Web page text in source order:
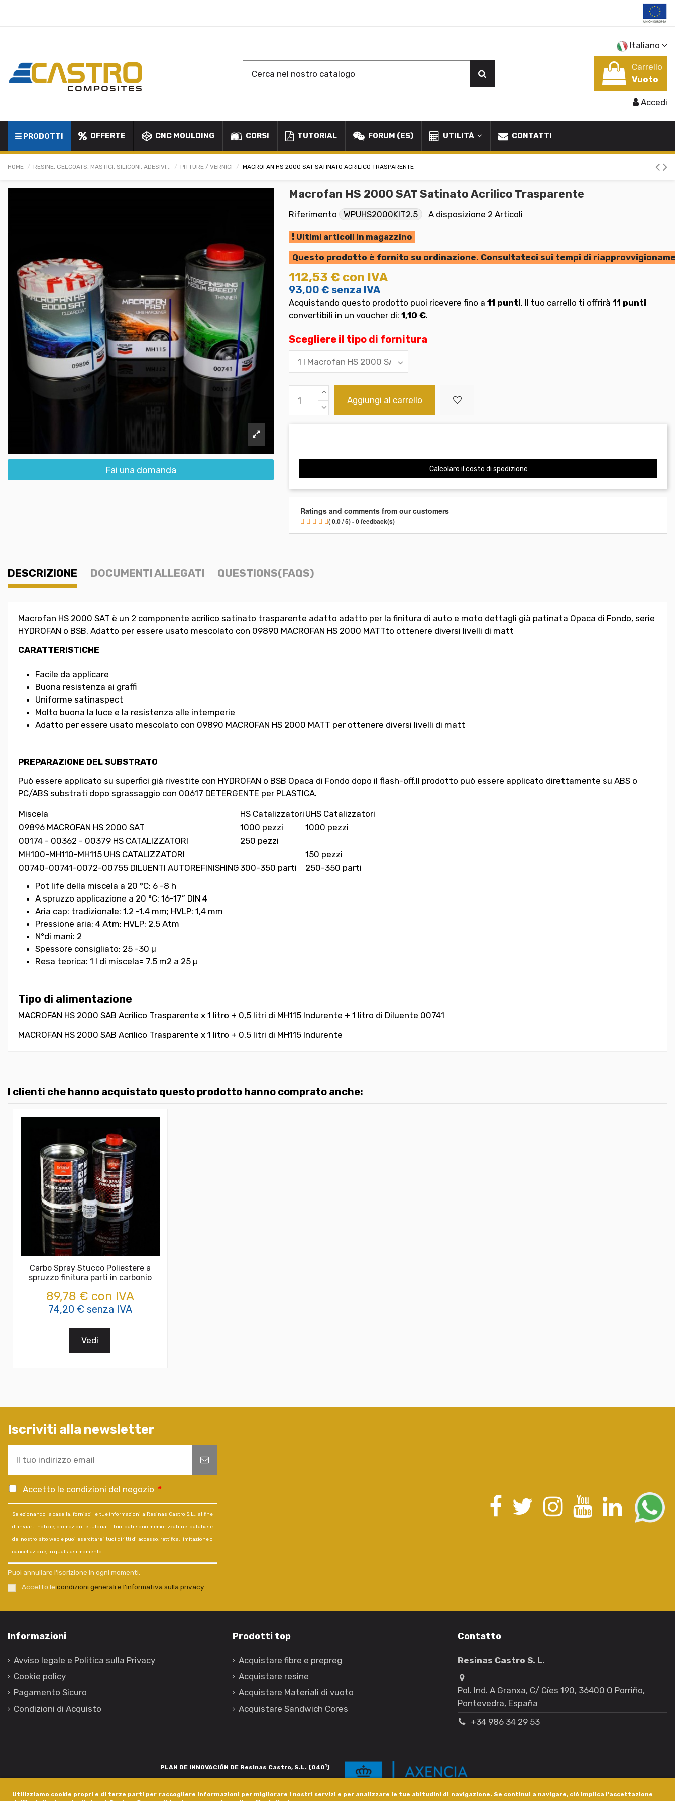
Utilizziamo cookie propri e di terze parti per raccogliere informazioni per migliorare i nostri servizi e per analizzare le tue abitudini di navigazione. Se continui a navigare, ciò implica l'accettazione
Italiano
Carrello
Vuoto
Accedi
PRODOTTI OFFERTE CNC MOULDING CORSI TUTORIAL FORUM (ES) UTILITÀ CONTATTI
HOME RESINE, GELCOATS, MASTICI, SILICONI, ADESIVI... PITTURE / VERNICI MACROFAN HS 2000 SAT SATINATO ACRILICO TRASPARENTE
Fai una domanda
Macrofan HS 2000 SAT Satinato Acrilico Trasparente
Riferimento WPUHS2000KIT2.5 A disposizione 2 Articoli
Ultimi articoli in magazzino
Questo prodotto è fornito su ordinazione. Consultateci sui tempi di
112,53 € con IVA
93,00 € senza IVA
Acquistando questo prodotto puoi ricevere fino a 11 punti. Il tuo carrello ti offrirà 11 punti
convertibili in un voucher di: 1,10 €.
Scegliere il tipo di fornitura
Aggiungi al carrello
Calcolare il costo di spedizione
Ratings and comments from our customers
( 0.0 / 5) - 0 feedback(s)
DESCRIZIONE DOCUMENTI ALLEGATI QUESTIONS(FAQS)
Macrofan HS 2000 SAT è un 2 componente acrilico satinato trasparente adatto adatto per la finitura di auto e moto dettagli già patinata Opaca di Fondo, serie
HYDROFAN o BSB. Adatto per essere usato mescolato con 09890 MACROFAN HS 2000 MATTto ottenere diversi livelli di matt
CARATTERISTICHE
Facile da applicare
Buona resistenza ai graffi
Uniforme satinaspect
Molto buona la luce e la resistenza alle intemperie
Adatto per essere usato mescolato con 09890 MACROFAN HS 2000 MATT per ottenere diversi livelli di matt
PREPARAZIONE DEL SUBSTRATO
Può essere applicato su superfici già rivestite con HYDROFAN o BSB Opaca di Fondo dopo il flash-off.Il prodotto può essere applicato direttamente su ABS o
PC/ABS substrati dopo sgrassaggio con 00617 DETERGENTE per PLASTICA.
Miscela
HS Catalizzatori UHS Catalizzatori
09896 MACROFAN HS 2000 SAT
1000 pezzi
1000 pezzi
00174 - 00362 - 00379 HS CATALIZZATORI
250 pezzi
MH100-MH110-MH115 UHS CATALIZZATORI
150 pezzi
00740-00741-0072-00755 DILUENTI AUTOREFINISHING 300-350 parti
250-350 parti
Pot life della miscela a 20 °C: 6 -8 h
A spruzzo applicazione a 20 °C: 16-17” DIN 4
Aria cap: tradizionale: 1.2 -1.4 mm; HVLP: 1,4 mm
Pressione aria: 4 Atm; HVLP: 2,5 Atm
N°di mani: 2
Spessore consigliato: 25 -30 μ
Resa teorica: 1 l di miscela= 7.5 m2 a 25 µ
Tipo di alimentazione
MACROFAN HS 2000 SAB Acrilico Trasparente x 1 litro + 0,5 litri di MH115 Indurente + 1 litro di Diluente 00741
MACROFAN HS 2000 SAB Acrilico Trasparente x 1 litro + 0,5 litri di MH115 Indurente
I clienti che hanno acquistato questo prodotto hanno comprato anche:
Carbo Spray Stucco Poliestere a
spruzzo finitura parti in carbonio
89,78 € con IVA
74,20 € senza IVA
Vedi
Iscriviti alla newsletter
Accetto le condizioni del negozio *
Selezionando la casella, fornisci le tue informazioni a Resinas Castro S.L., al fine
di inviarti notizie, promozioni e tutorial. I tuoi dati sono memorizzati nel database
del nostro sito web e puoi esercitare i tuoi diritti di accesso, rettifica, limitazione o
cancellazione, in qualsiasi momento.
Puoi annullare l'iscrizione in ogni momenti.
Accetto le condizioni generali e l’informativa sulla privacy.
Informazioni
Avviso legale e Politica sulla Privacy
Cookie policy
Pagamento Sicuro
Condizioni di Acquisto
Prodotti top
Acquistare fibre e prepreg
Acquistare resine
Acquistare Materiali di vuoto
Acquistare Sandwich Cores
Contatto
Resinas Castro S. L.
Pol. Ind. A Granxa, C/ Cíes 190, 36400 O Porriño,
Pontevedra, España
+34 986 34 29 53
PLAN DE INNOVACIÓN DE Resinas Castro, S.L. (0401 )
está financiada pola Xunta de Galicia, a través de axudas concedidas pola Axencia Galega de Innovación,